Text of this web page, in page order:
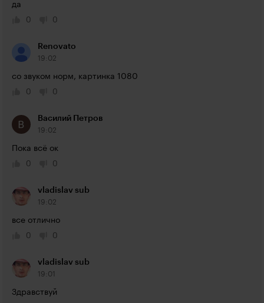
да
0
0
Renovato
19:02
со звуком норм, картинка 1080
0
0
Василий Петров
19:02
Пока всё ок
0
0
vladislav sub
19:02
все отлично
0
0
vladislav sub
19:01
Здравствуй